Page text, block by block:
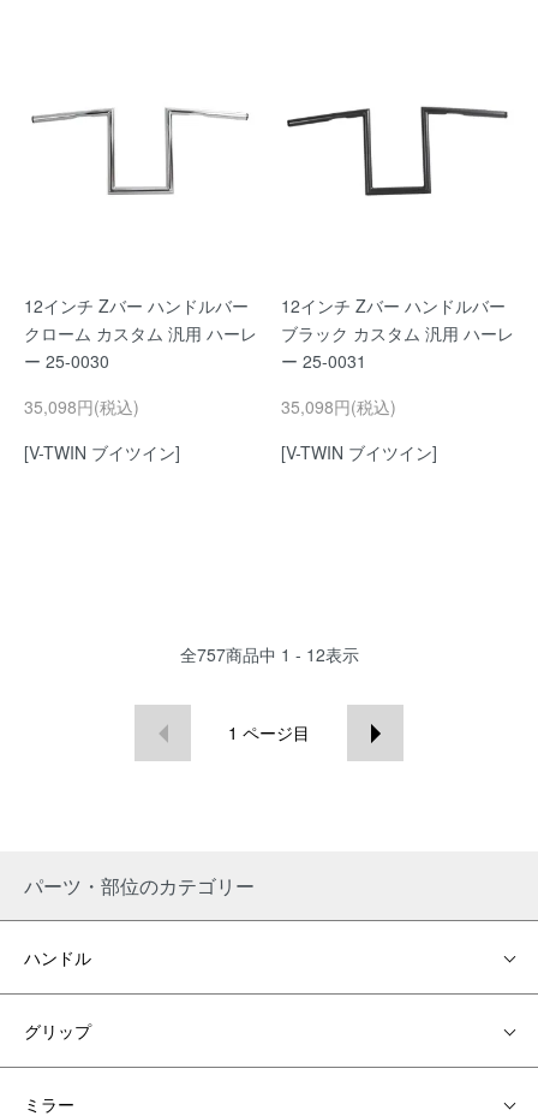
12インチ Zバー ハンドルバー
クローム カスタム 汎用 ハーレ
ー 25-0030
35,098円(税込)
[V-TWIN ブイツイン]
12インチ Zバー ハンドルバー
ブラック カスタム 汎用 ハーレ
ー 25-0031
35,098円(税込)
[V-TWIN ブイツイン]
全757商品中 1 - 12表示
1 ページ目
パーツ・部位のカテゴリー
ハンドル
グリップ
ミラー